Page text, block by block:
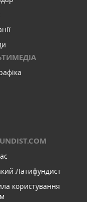
Латифундист
користування